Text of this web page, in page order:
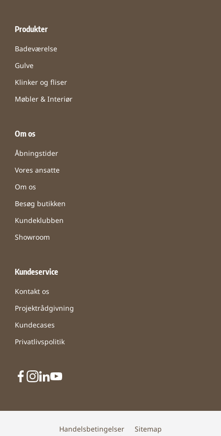
Produkter
Badeværelse
Gulve
Klinker og fliser
Møbler & Interiør
Om os
Åbningstider
Vores ansatte
Om os
Besøg butikken
Kundeklubben
Showroom
Kundeservice
Kontakt os
Projektrådgivning
Kundecases
Privatlivspolitik
Handelsbetingelser Sitemap